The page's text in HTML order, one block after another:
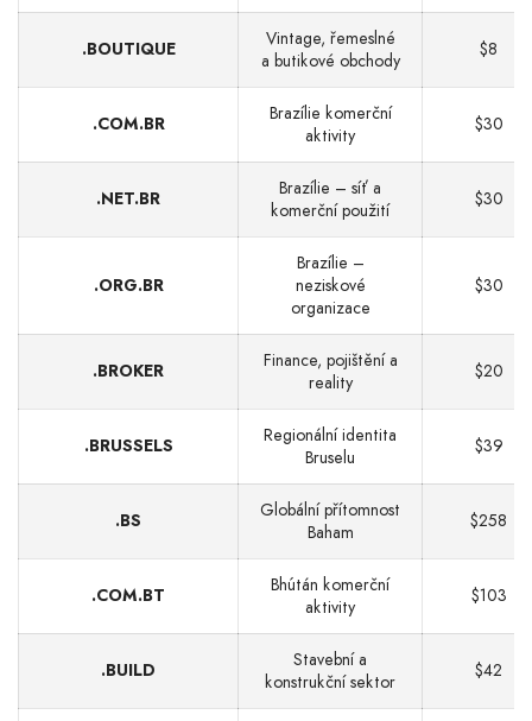
.BOUTIQUE
Vintage, řemeslné
a butikové obchody
$8
.COM.BR
Brazílie komerční
aktivity
$30
.NET.BR
Brazílie – síť a
komerční použití
$30
.ORG.BR
Brazílie –
neziskové
organizace
$30
.BROKER
Finance, pojištění a
reality
$20
.BRUSSELS
Regionální identita
Bruselu
$39
.BS
Globální přítomnost
Baham
$258
.COM.BT
Bhútán komerční
aktivity
$103
.BUILD
Stavební a
konstrukční sektor
$42